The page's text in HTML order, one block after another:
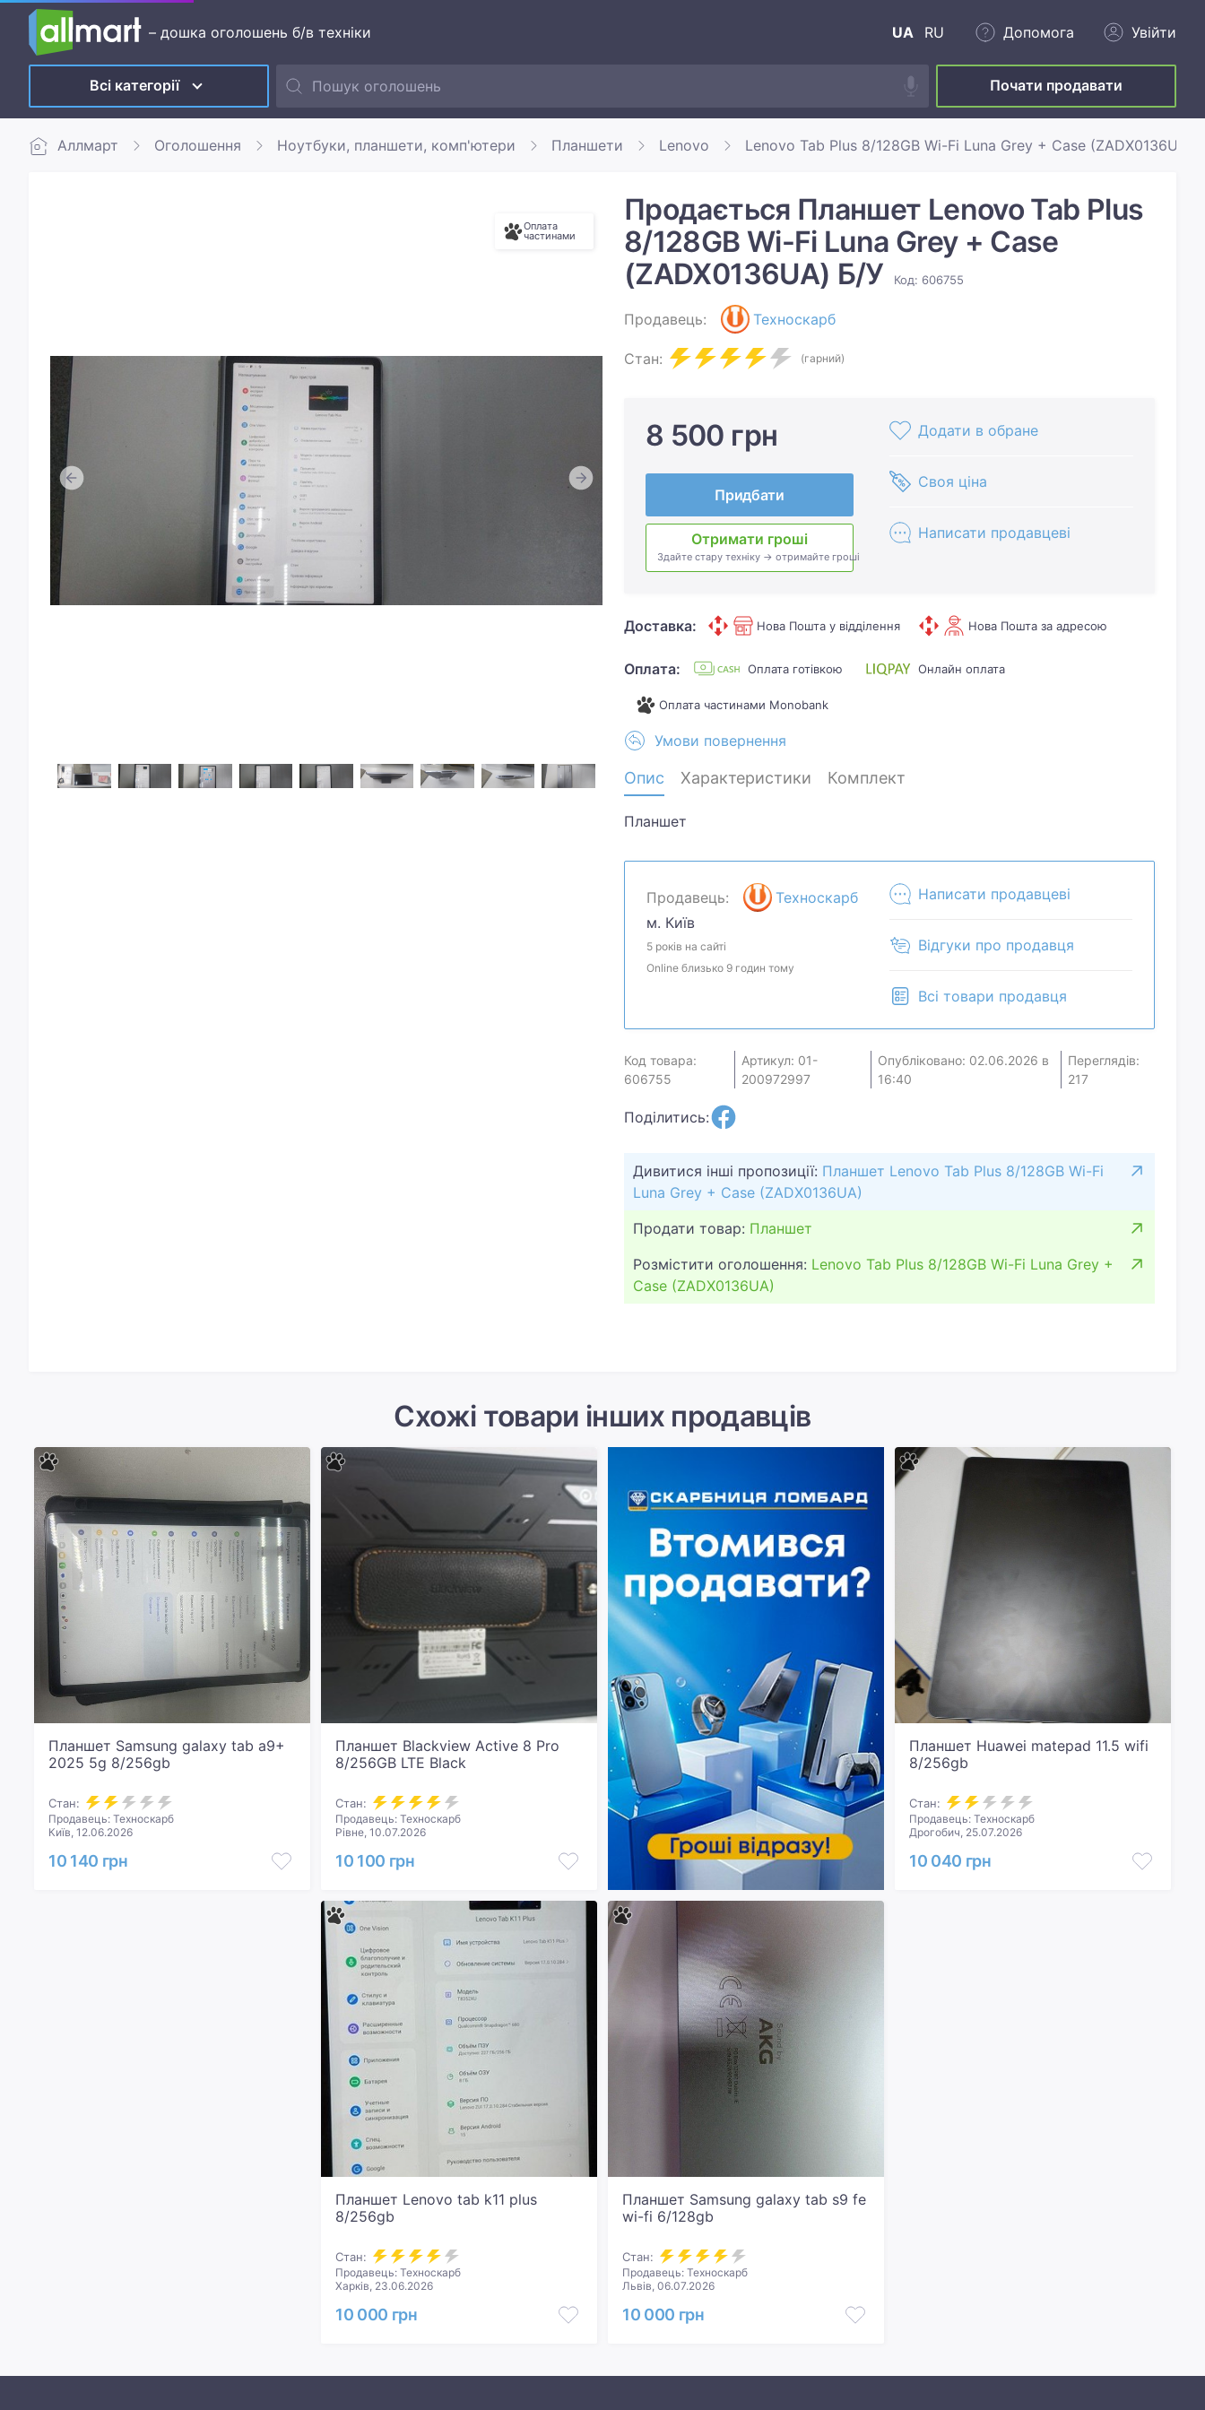
– дошка оголошень б/в техніки UA RU Допомога Увійти
Всі категорії Почати продавати
Аллмарт Оголошення Ноутбуки, планшети, комп'ютери Планшети Lenovo Lenovo Tab Plus 8/128GB Wi-Fi Luna Grey + Case (ZADX0136UA)
Оплата
частинами
Продається Планшет Lenovo Tab Plus
8/128GB Wi-Fi Luna Grey + Case
(ZADX0136UA) Б/У
Код: 606755
Продавець: Техноскарб
Стан: (гарний)
8 500 грн
Придбати
Отримати гроші
Здайте стару техніку → отримайте гроші
Додати в обране
Своя ціна
Написати продавцеві
Доставка: Нова Пошта у відділення Нова Пошта за адресою
Оплата: Оплата готівкою Онлайн оплата
Оплата частинами Monobank
Умови повернення
Опис Характеристики Комплект
Планшет
Продавець:
Техноскарб
м. Київ
5 років на сайті
Online близько 9 годин тому
Написати продавцеві
Відгуки про продавця
Всі товари продавця
Код товара:
606755
Артикул: 01-
200972997
Опубліковано: 02.06.2026 в
16:40
Переглядів:
217
Поділитись:
Дивитися інші пропозиції: Планшет Lenovo Tab Plus 8/128GB Wi-Fi
Luna Grey + Case (ZADX0136UA)
Продати товар: Планшет
Розмістити оголошення: Lenovo Tab Plus 8/128GB Wi-Fi Luna Grey +
Case (ZADX0136UA)
Схожі товари інших продавців
Планшет Samsung galaxy tab a9+
2025 5g 8/256gb
Стан:
Продавець: Техноскарб
Київ, 12.06.2026
10 140 грн
Планшет Blackview Active 8 Pro
8/256GB LTE Black
Стан:
Продавець: Техноскарб
Рівне, 10.07.2026
10 100 грн
Планшет Huawei matepad 11.5 wifi
8/256gb
Стан:
Продавець: Техноскарб
Дрогобич, 25.07.2026
10 040 грн
Планшет Lenovo tab k11 plus
8/256gb
Стан:
Продавець: Техноскарб
Харків, 23.06.2026
10 000 грн
Планшет Samsung galaxy tab s9 fe
wi-fi 6/128gb
Стан:
Продавець: Техноскарб
Львів, 06.07.2026
10 000 грн